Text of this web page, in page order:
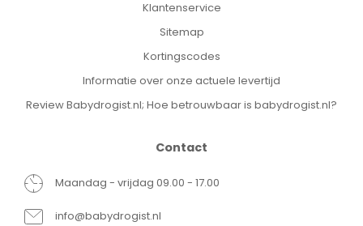
Klantenservice
Sitemap
Kortingscodes
Informatie over onze actuele levertijd
Review Babydrogist.nl; Hoe betrouwbaar is babydrogist.nl?
Contact
Maandag - vrijdag 09.00 - 17.00
info@babydrogist.nl